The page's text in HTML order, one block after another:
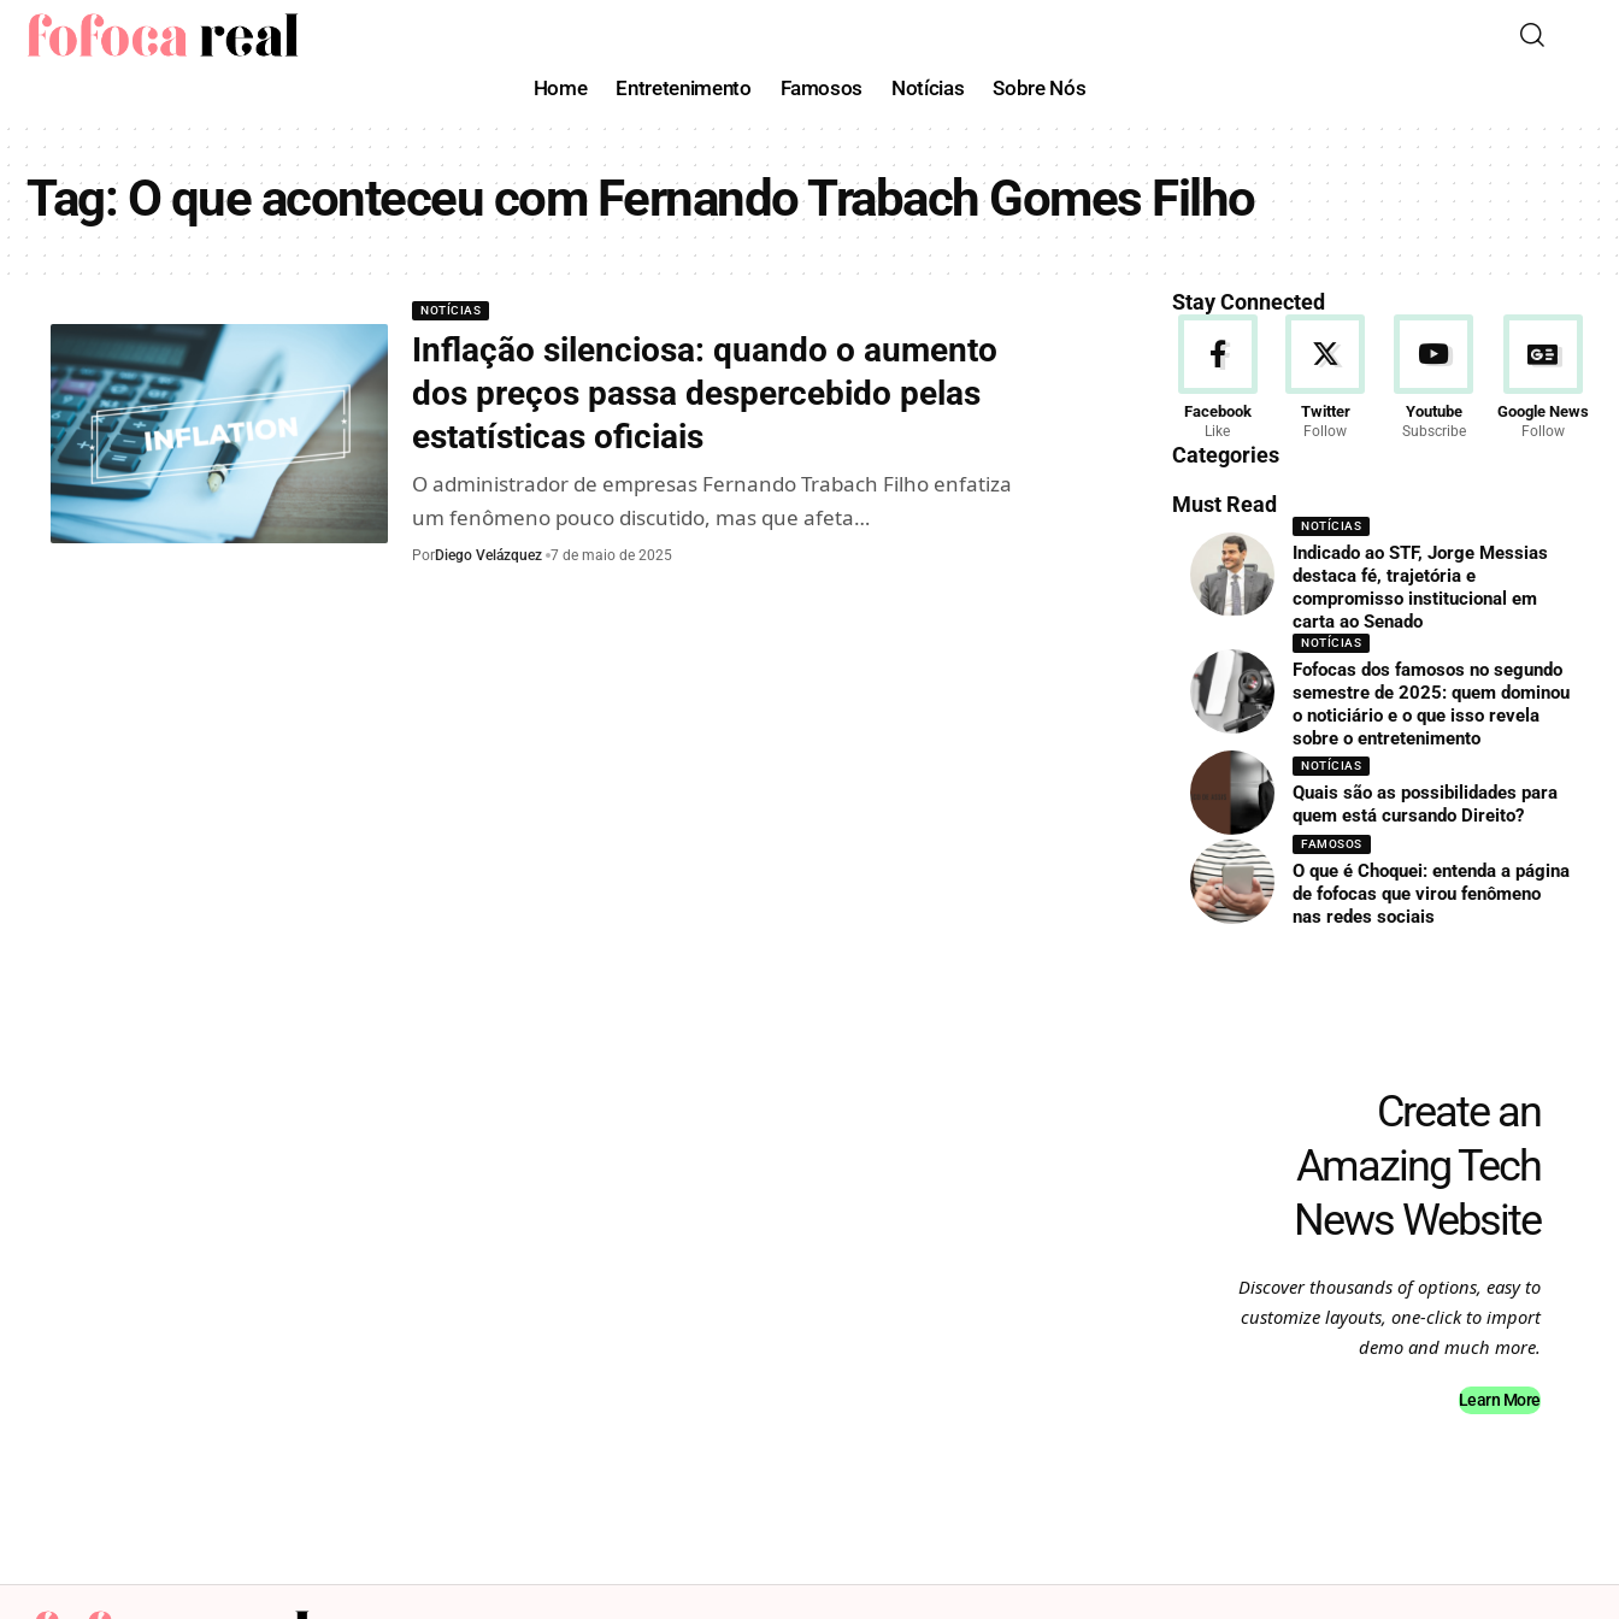
Home Entretenimento Famosos Notícias Sobre Nós
Tag:O que aconteceu com Fernando Trabach Gomes Filho
NOTÍCIAS
Inflação silenciosa: quando o aumento
dos preços passa despercebido pelas
estatísticas oficiais
O administrador de empresas Fernando Trabach Filho enfatiza
um fenômeno pouco discutido, mas que afeta…
PorDiego Velázquez 7 de maio de 2025
Stay Connected
Facebook
Like
Twitter
Follow
Youtube
Subscribe
Google News
Follow
Categories
Must Read
NOTÍCIAS
Indicado ao STF, Jorge Messias
destaca fé, trajetória e
compromisso institucional em
carta ao Senado
NOTÍCIAS
Fofocas dos famosos no segundo
semestre de 2025: quem dominou
o noticiário e o que isso revela
sobre o entretenimento
NOTÍCIAS
Quais são as possibilidades para
quem está cursando Direito?
FAMOSOS
O que é Choquei: entenda a página
de fofocas que virou fenômeno
nas redes sociais
Create an
Amazing Tech
News Website
Discover thousands of options, easy to
customize layouts, one-click to import
demo and much more.
Learn More